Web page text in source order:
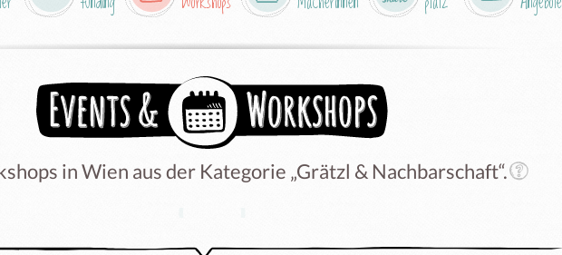
in Wien aus der Kategorie „Grätzl & Nachbarschaft“.